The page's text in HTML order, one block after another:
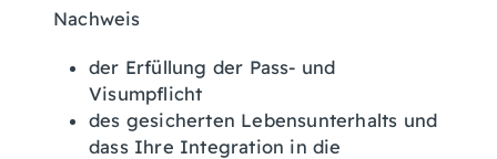
Nachweis
der Erfüllung der Pass- und
Visumpflicht
des gesicherten Lebensunterhalts und
dass Ihre Integration in die